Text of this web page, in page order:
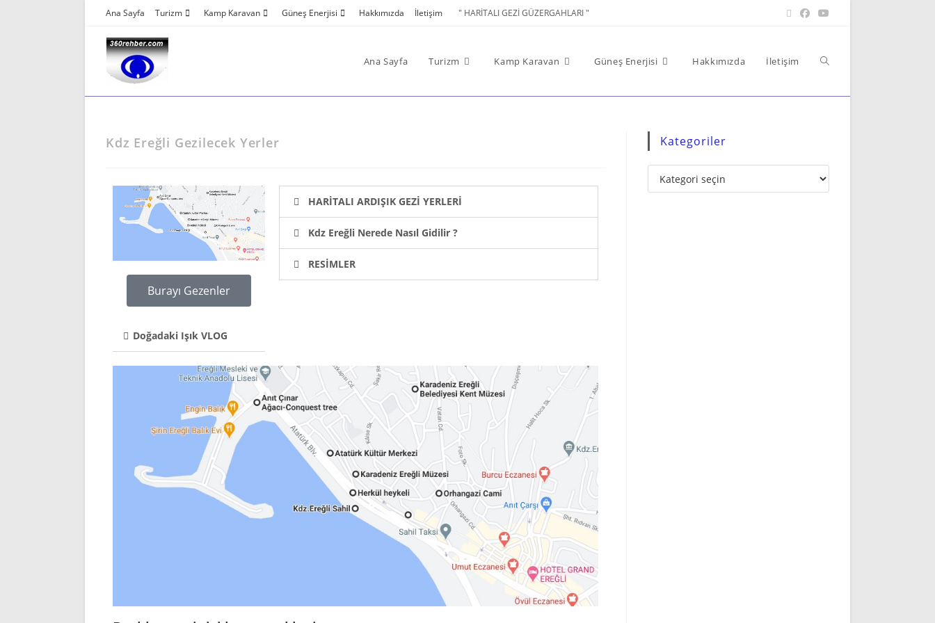
Ana Sayfa Turizm Kamp Karavan Güneş Enerjisi Hakkımızda İletişim " HARİTALI GEZİ GÜZERGAHLARI "
Ana Sayfa Turizm Kamp Karavan Güneş Enerjisi Hakkımızda İletişim
Kdz Ereğli Gezilecek Yerler
Burayı Gezenler
Doğadaki Işık VLOG
HARİTALI ARDIŞIK GEZİ YERLERİ
Kdz Ereğli Nerede Nasıl Gidilir ?
RESİMLER
Kategoriler